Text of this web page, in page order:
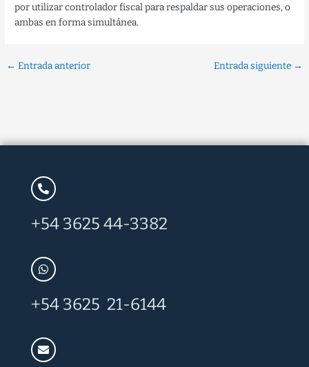
por utilizar controlador fiscal para respaldar sus operaciones, o
ambas en forma simultánea.
← Entrada anterior Entrada siguiente →
+54 3625 44-3382
+54 3625 21-6144